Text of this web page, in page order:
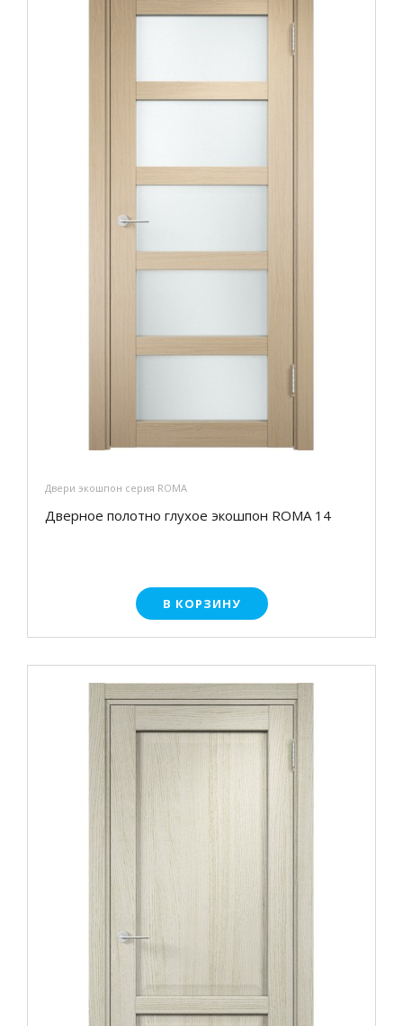
Двери экошпон серия ROMA
Дверное полотно глухое экошпон ROMA 14
В КОРЗИНУ